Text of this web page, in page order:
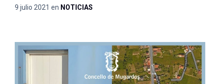
9 julio 2021 en NOTICIAS